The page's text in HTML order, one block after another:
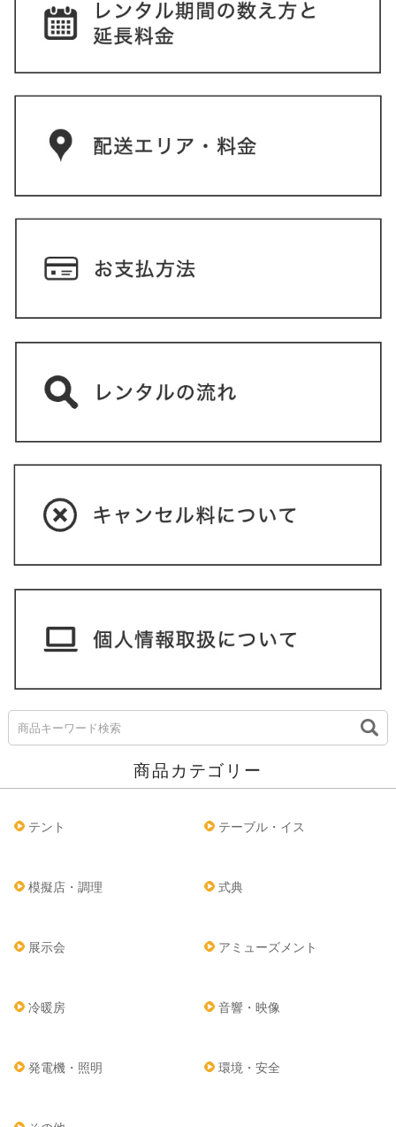
商品カテゴリー
テント テーブル・イス
模擬店・調理 式典
展示会 アミューズメント
冷暖房 音響・映像
発電機・照明 環境・安全